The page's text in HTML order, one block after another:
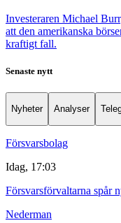
Investeraren Michael
att den amerikanska
kraftigt fall.
Senaste nytt
Nyheter Analyser
Försvarsbolag
Idag, 17:03
Försvarsförvaltarna spår
Nederman